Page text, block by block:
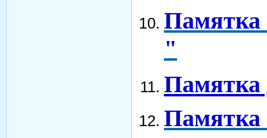
Памятка
"
Памятка